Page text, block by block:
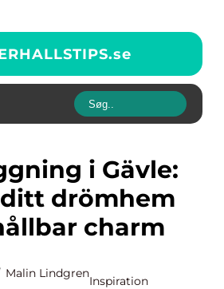
se
drömhem
charm
Malin Lindgren
Inspiration